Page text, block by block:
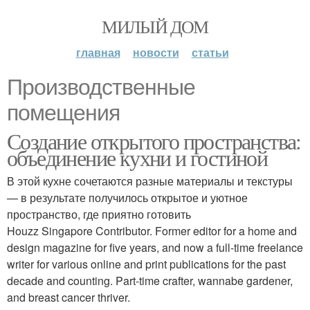
МИЛЫЙ ДОМ
главная новости статьи
Производственные
помещения
Создание открытого пространства:
объединение кухни и гостиной
В этой кухне сочетаются разные материалы и текстуры
— в результате получилось открытое и уютное
пространство, где приятно готовить
Houzz Singapore Contributor. Former editor for a home and
design magazine for five years, and now a full-time freelance
writer for various online and print publications for the past
decade and counting. Part-time crafter, wannabe gardener,
and breast cancer thriver.